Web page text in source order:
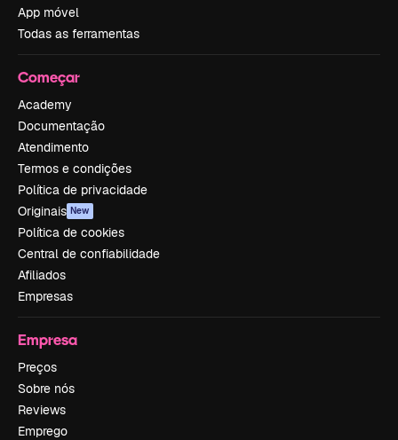
App móvel
Todas as ferramentas
Começar
Academy
Documentação
Atendimento
Termos e condições
Política de privacidade
Originais New
Política de cookies
Central de confiabilidade
Afiliados
Empresas
Empresa
Preços
Sobre nós
Reviews
Emprego